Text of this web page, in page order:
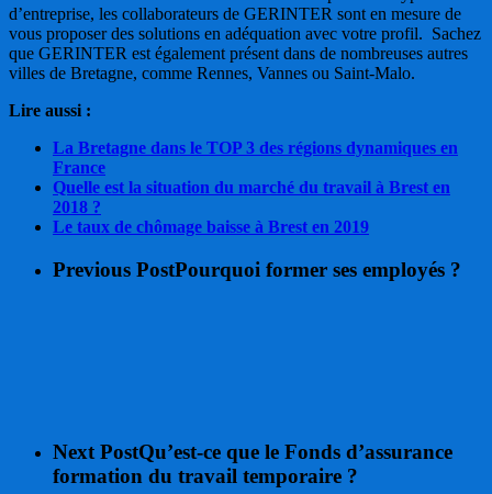
d’entreprise, les collaborateurs de GERINTER sont en mesure de
vous proposer des solutions en adéquation avec votre profil. Sachez
que GERINTER est également présent dans de nombreuses autres
villes de Bretagne, comme Rennes, Vannes ou Saint-Malo.
Lire aussi :
La Bretagne dans le TOP 3 des régions dynamiques en
France
Quelle est la situation du marché du travail à Brest en
2018 ?
Le taux de chômage baisse à Brest en 2019
Previous PostPourquoi former ses employés ?
Next PostQu’est-ce que le Fonds d’assurance
formation du travail temporaire ?